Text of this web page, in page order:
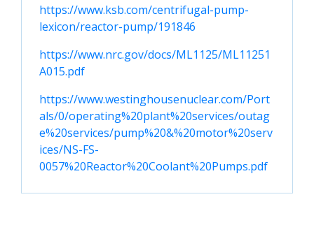
https://www.ksb.com/centrifugal-pump-
lexicon/reactor-pump/191846
https://www.nrc.gov/docs/ML1125/ML11251
A015.pdf
https://www.westinghousenuclear.com/Port
als/0/operating%20plant%20services/outag
e%20services/pump%20&%20motor%20serv
ices/NS-FS-
0057%20Reactor%20Coolant%20Pumps.pdf